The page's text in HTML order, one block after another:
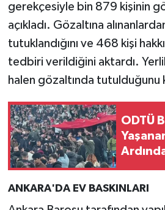
gerekçesiyle bin 879 kişinin
açıkladı. Gözaltına
tutuklandığını ve 468 kişi
tedbiri verildiğini aktardı.
halen gözaltında
ODTÜ
ANKARA'DA EV BASKINLARI
SİYASET
SPOR
TARİH
TEKNOLOJİ
YAŞAM